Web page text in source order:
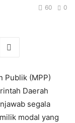
0
60
Publik (MPP)
Daerah
segala
modal yang